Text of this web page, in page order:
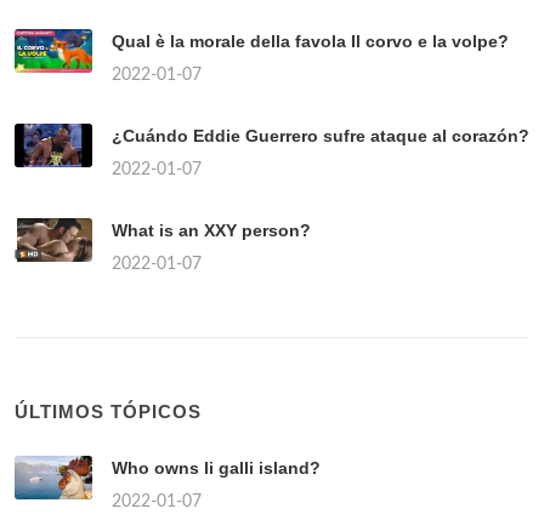
Qual è la morale della favola Il corvo e la volpe?
2022-01-07
¿Cuándo Eddie Guerrero sufre ataque al corazón?
2022-01-07
What is an XXY person?
2022-01-07
ÚLTIMOS TÓPICOS
Who owns li galli island?
2022-01-07